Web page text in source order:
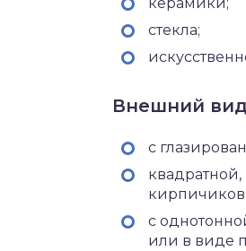
стекла;
Внешний
с
с
или в виде